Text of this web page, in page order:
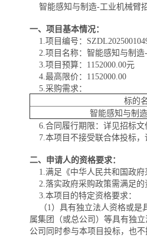
智能感知与制造-工业机械臂
一、项目基本情况：
1.项目编号：
2.项目名称：智能感知与制造
3.项目预算：1152000.00元
4.最高限价：1152000.00
5.采购需求：
标的
智能感知与制
6.合同履行期限：详见招标文
7.本项目不接受联合体投标，
二、申请人的资格要求：
1.满足《中华人民共和国政府
2.落实政府采购政策需满足的
3.本项目的特定资格要求：
（1）具有独立法人资格或是
属集团（或总公司）等具有独
公司同时参与本项目投标，也